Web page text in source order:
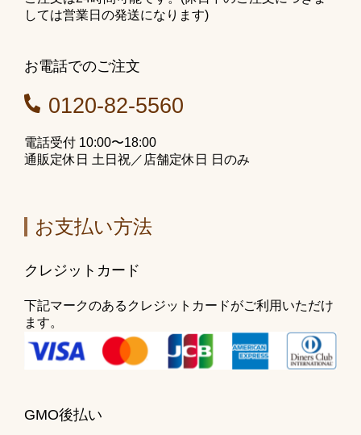
しては営業日の発送になります)
お電話でのご注文
0120-82-5560
電話受付 10:00〜18:00
通販定休日 土日祝／店舗定休日 日のみ
お支払い方法
クレジットカード
下記マークのあるクレジットカードがご利用いただけ
ます。
GMO後払い